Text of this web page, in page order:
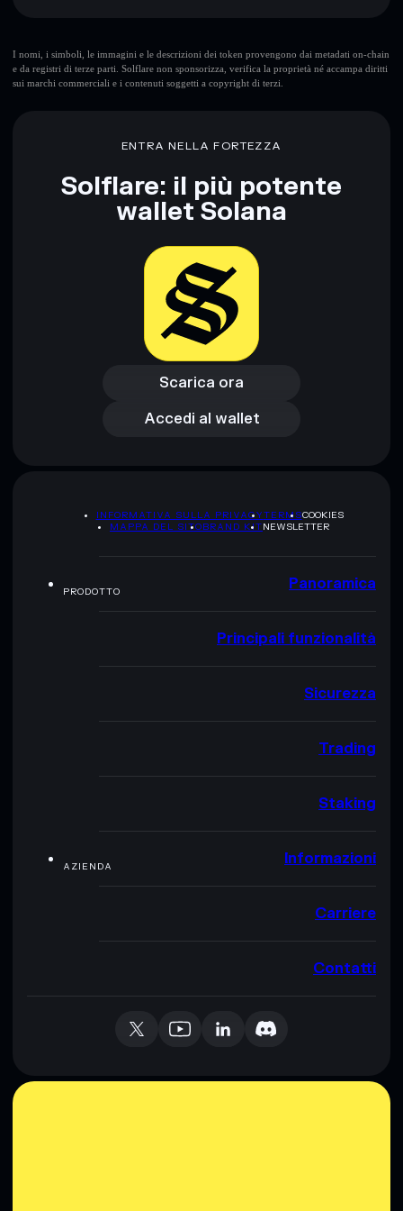
I nomi, i simboli, le immagini e le descrizioni dei token provengono dai metadati on-chain
e da registri di terze parti. Solflare non sponsorizza, verifica la proprietà né accampa diritti
sui marchi commerciali e i contenuti soggetti a copyright di terzi.
ENTRA NELLA FORTEZZA
Solflare: il più potente
wallet Solana
Scarica ora
Scarica ora
Accedi al wallet
Accedi al wallet
INFORMATIVA SULLA PRIVACYTERMSCOOKIES
MAPPA DEL SITOBRAND KITNEWSLETTER
PRODOTTO Panoramica
Principali funzionalità
Sicurezza
Trading
Staking
AZIENDA Informazioni
Carriere
Contatti